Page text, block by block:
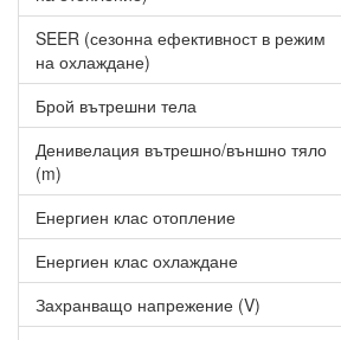
Cooper and Hunter CH-
S12FTXF/I
Подова серия Console
Cooper and Hunter CHML-
Cooper and Hunter CHML-
S12FVX2-NG
Cooper and Hunter CHML-
S18FVX2-NG
SEER (сезонна ефективност в режим
на охлаждане)
Брой вътрешни тела
Денивелация вътрешно/външно тяло
(m)
Енергиен клас отопление
Енергиен клас охлаждане
Захранващо напрежение (V)